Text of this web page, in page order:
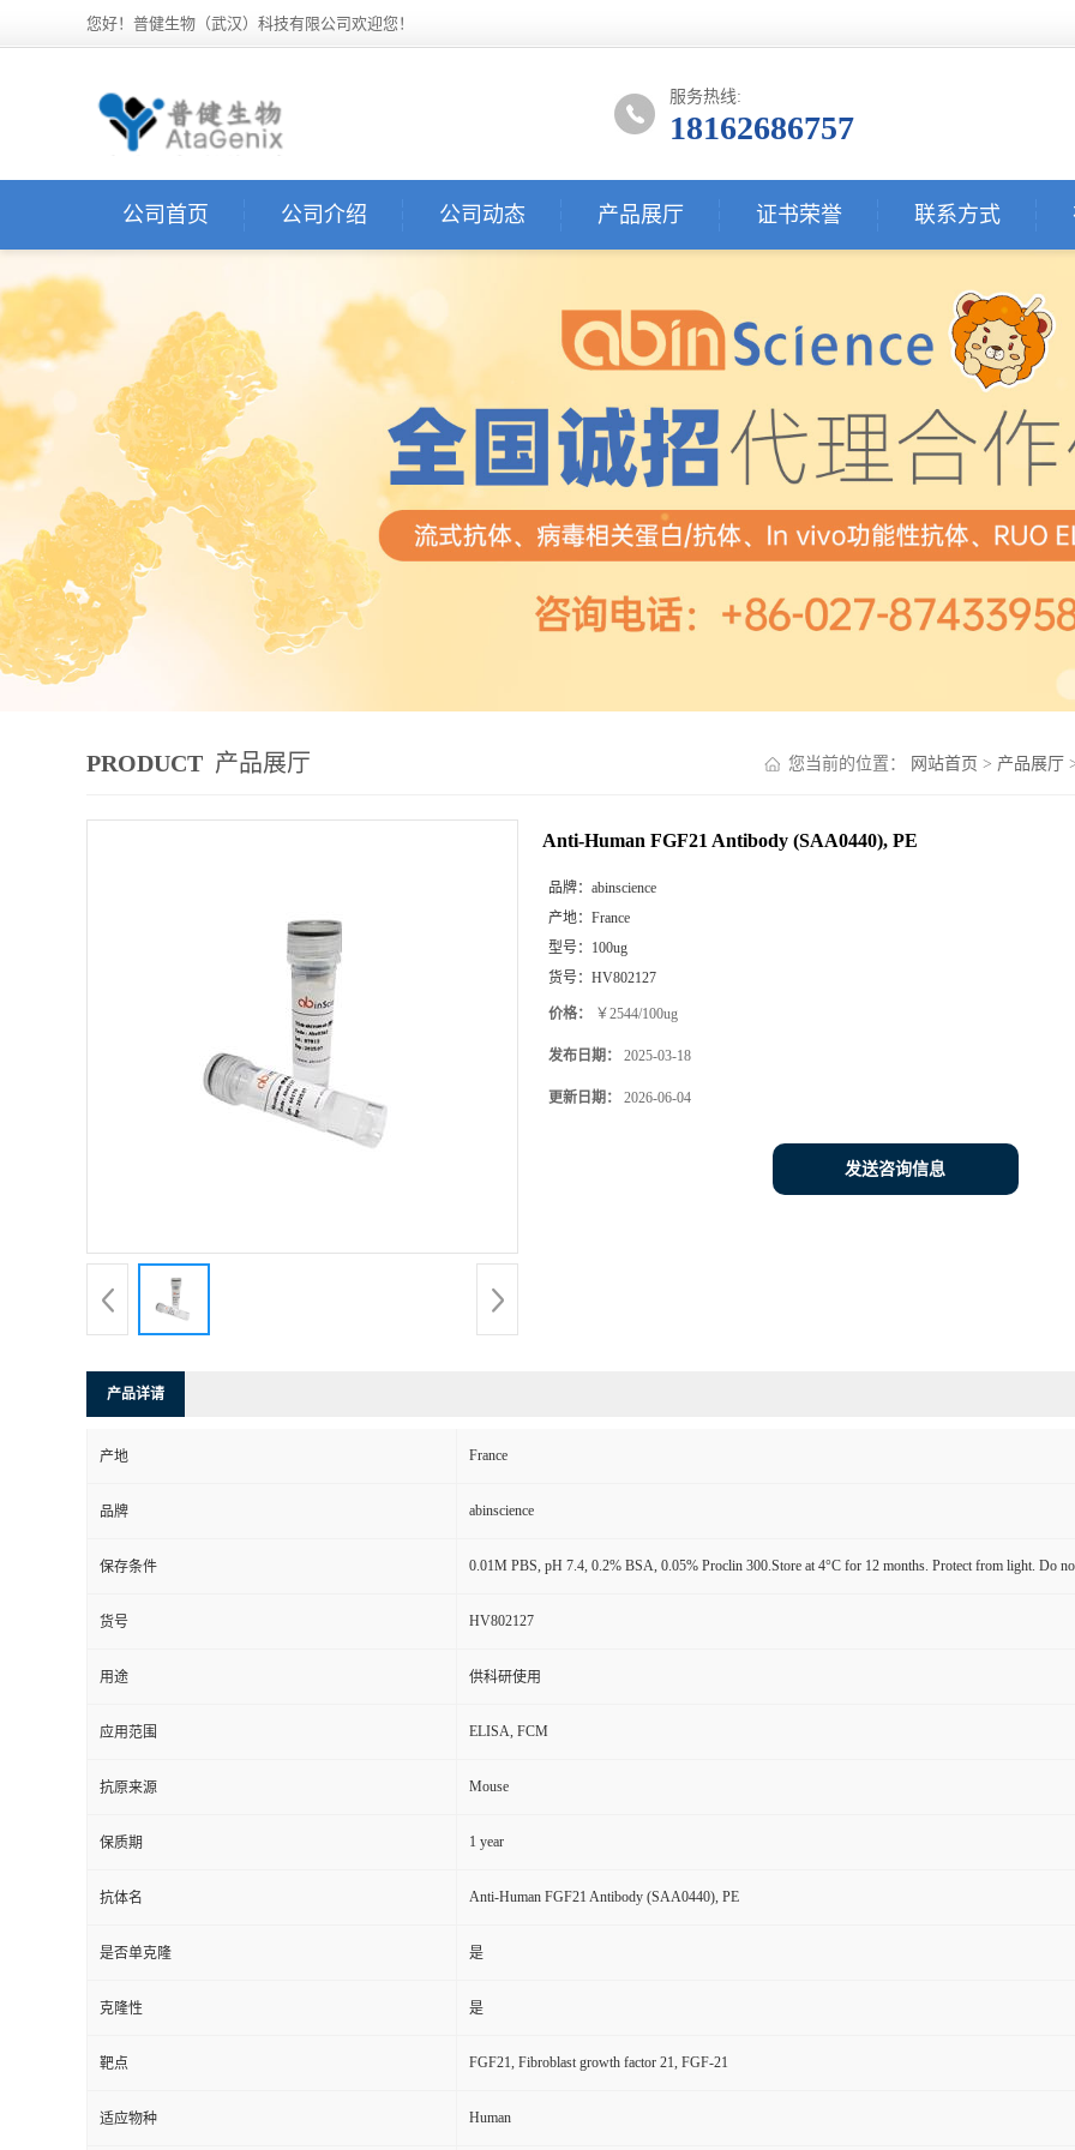
您好！普健生物（武汉）科技有限公司欢迎您！
服务热线:
18162686757
公司首页 公司介绍 公司动态 产品展厅 证书荣誉 联系方式
PRODUCT 产品展厅 您当前的位置： 网站首页 > 产品展厅
Anti-Human FGF21 Antibody (SAA0440), PE
品牌： abinscience
产地： France
型号： 100ug
货号： HV802127
价格： ￥2544/100ug
发布日期： 2025-03-18
更新日期： 2026-06-04
发送咨询信息
产品详请
产地 France
品牌 abinscience
保存条件 0.01M PBS, pH 7.4, 0.2% BSA, 0.05% Proclin 300.Store at 4°C for 12 months. Protect from light. Do
货号 HV802127
用途 供科研使用
应用范围 ELISA, FCM
抗原来源 Mouse
保质期 1 year
抗体名 Anti-Human FGF21 Antibody (SAA0440), PE
是否单克隆 是
克隆性 是
靶点 FGF21, Fibroblast growth factor 21, FGF-21
适应物种 Human